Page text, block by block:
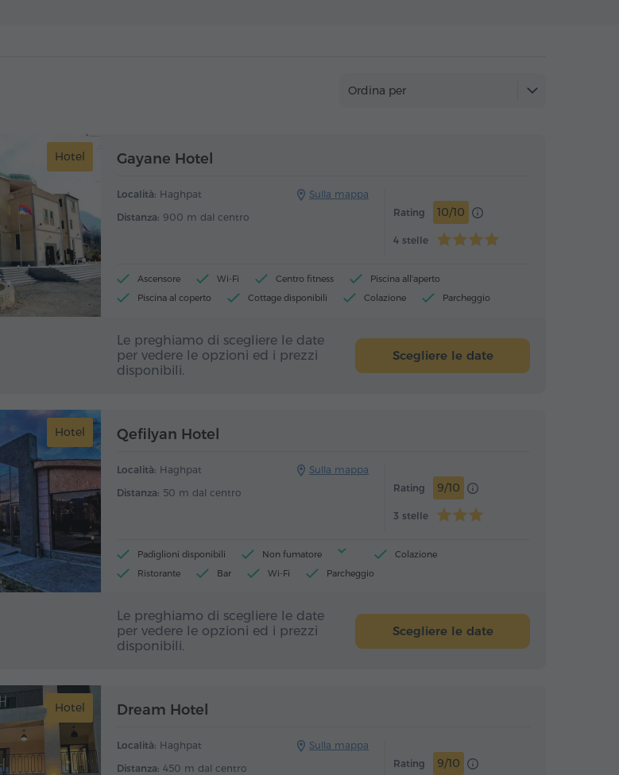
Ordina per
Hotel Gayane Hotel
Località: Haghpat
Sulla mappa
Distanza: 900 m dal centro Rating 10/10
4 stelle
Ascensore Wi-Fi Centro fitness
Piscina all'aperto
Piscina al coperto
Cottage disponibili Colazione Parcheggio
Le preghiamo di scegliere le date
per vedere le opzioni ed i prezzi
disponibili.
Scegliere le date
Hotel Qefilyan Hotel
Località: Haghpat
Sulla mappa
Distanza: 50 m dal centro Rating 9/10
3 stelle
Padiglioni disponibili Non fumatore
Colazione
Ristorante
Bar Wi-Fi Parcheggio
Le preghiamo di scegliere le date
per vedere le opzioni ed i prezzi
disponibili.
Scegliere le date
Hotel Dream Hotel
Località: Haghpat
Sulla mappa
Distanza: 450 m dal centro Rating 9/10